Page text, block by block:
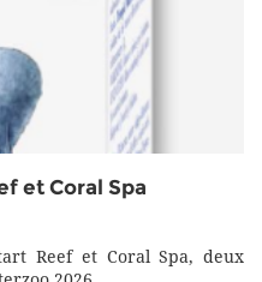
et Coral Spa
Reef et Coral Spa, deux